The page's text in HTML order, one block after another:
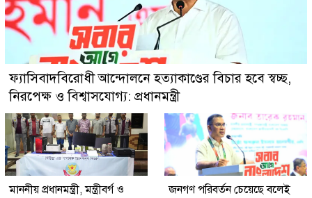
ফ্যাসিবাদবিরোধী আন্দোলনে হত্যাকাণ্ডের বিচার হবে স্বচ্ছ,
নিরপেক্ষ ও বিশ্বাসযোগ্য: প্রধানমন্ত্রী
মাননীয় প্রধানমন্ত্রী, মন্ত্রীবর্গ ও
জনগণ পরিবর্তন চেয়েছে বলেই